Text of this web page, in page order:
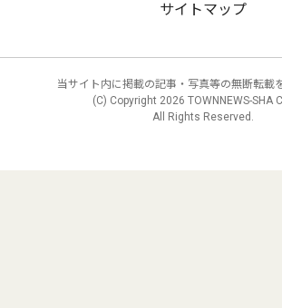
サイトマップ
当サイト内に掲載の記事・写真等の無断転載
(C) Copyright 2026 TOWNNEWS-SHA
All Rights Reserved.